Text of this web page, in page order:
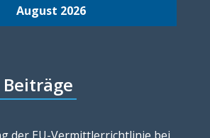
August 2026